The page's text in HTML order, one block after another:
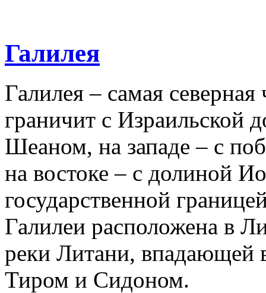
Галилея
Галилея – самая
граничит с Израильской
Шеаном, на западе – с
на востоке – с долиной
государственной
Галилеи расположена в
реки Литани, впадающей
Тиром и Сидоном.